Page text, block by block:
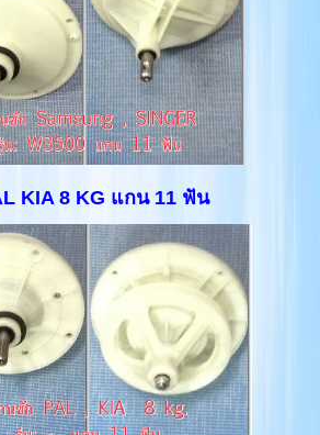
KIA 8 KG แกน 11 ฟัน